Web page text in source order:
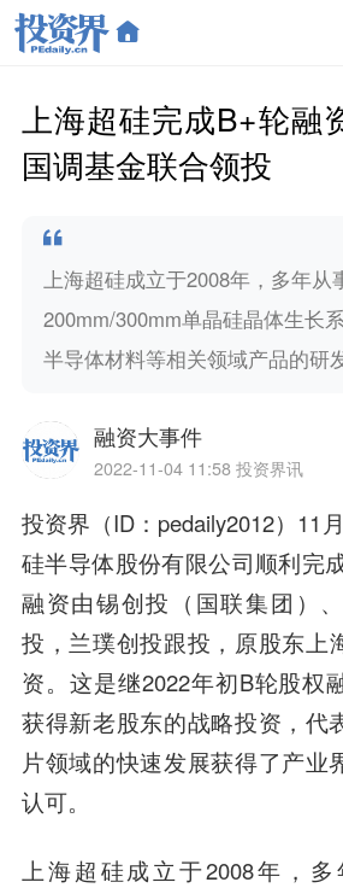
上海超硅完成B+轮融
国调基金联合领投
上海超硅成立于2008年，多年从
200mm/300mm单晶硅晶体生长
半导体材料等相关领域产品的研
融资大事件
2022-11-04 11:58 投资界讯
投资界（ID：pedaily2012）11
硅半导体股份有限公司顺利完
融资由锡创投（国联集团）
投 ， 兰璞创投跟投，原股东上
资。这是继2022年初B轮股权
获得新老股东的战略投资，代
片领域的快速发展获得了产业
认可。
上海超硅成立于2008年，